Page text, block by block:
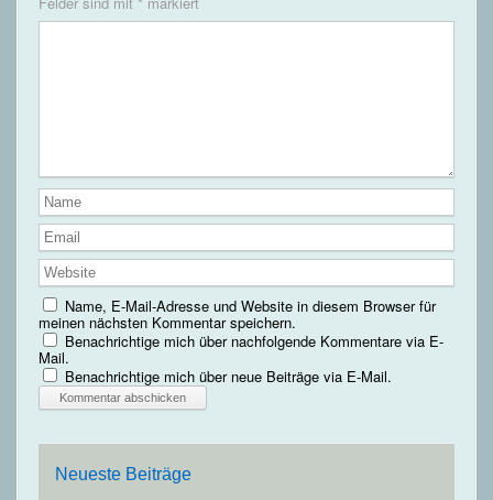
Name, E-Mail-Adresse und Website in diesem Browser für
meinen nächsten Kommentar speichern.
Benachrichtige mich über nachfolgende Kommentare via E-
Mail.
Benachrichtige mich über neue Beiträge via E-Mail.
Neueste Beiträge